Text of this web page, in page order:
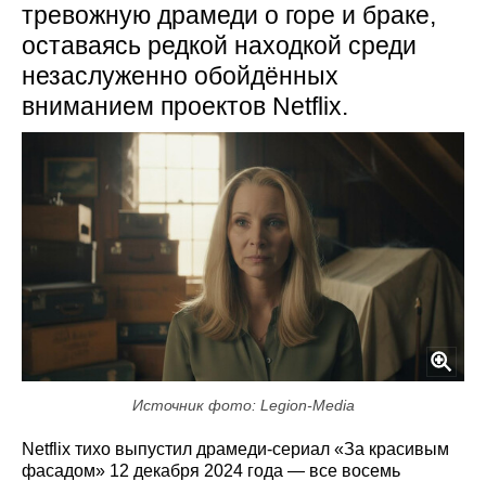
тревожную драмеди о горе и браке,
оставаясь редкой находкой среди
незаслуженно обойдённых
вниманием проектов Netflix.
Источник фото: Legion-Media
Netflix тихо выпустил драмеди-сериал «За красивым
фасадом» 12 декабря 2024 года — все восемь